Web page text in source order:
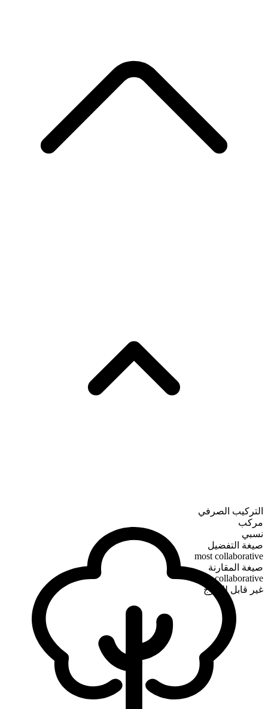
التركيب الصرفي
مركب
نسبي
صيغة التفضيل
most collaborative
صيغة المقارنة
more collaborative
غير قابل للتدرج